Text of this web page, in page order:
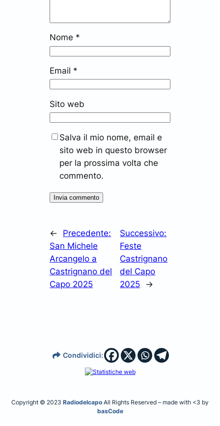
Nome *
Email *
Sito web
Salva il mio nome, email e
sito web in questo browser
per la prossima volta che
commento.
←
Precedente:
San Michele
Arcangelo a
Castrignano del
Capo 2025
Successivo:
Feste
Castrignano
del Capo
2025
→
Condividici:
Copyright © 2023 Radiodelcapo All Rights Reserved – made with <3 by
basCode